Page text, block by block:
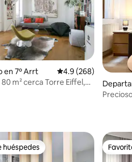
5; 443 evaluaciones
en 7º Arrt Calificación
4.9 (268)
m² cerca Torre Eiffel,
huéspedes
huéspedes